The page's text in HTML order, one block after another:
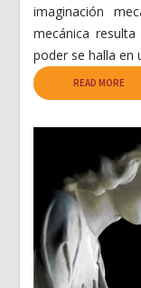
imaginación
mecánica
poder se halla en
READ MORE